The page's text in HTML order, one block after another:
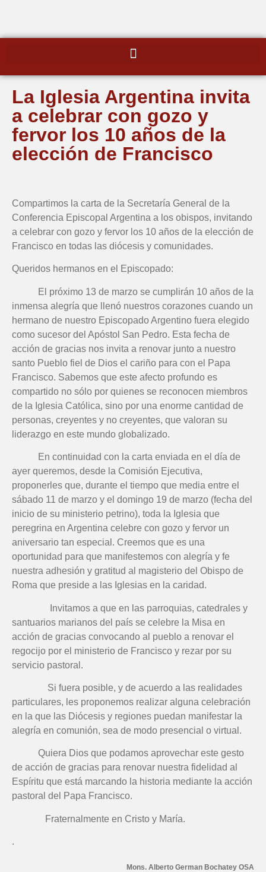
La Iglesia Argentina invita
a celebrar con gozo y
fervor los 10 años de la
elección de Francisco
Compartimos la carta de la Secretaría General de la
Conferencia Episcopal Argentina a los obispos, invitando
a celebrar con gozo y fervor los 10 años de la elección de
Francisco en todas las diócesis y comunidades.
Queridos hermanos en el Episcopado:
El próximo 13 de marzo se cumplirán 10 años de la
inmensa alegría que llenó nuestros corazones cuando un
hermano de nuestro Episcopado Argentino fuera elegido
como sucesor del Apóstol San Pedro. Esta fecha de
acción de gracias nos invita a renovar junto a nuestro
santo Pueblo fiel de Dios el cariño para con el Papa
Francisco. Sabemos que este afecto profundo es
compartido no sólo por quienes se reconocen miembros
de la Iglesia Católica, sino por una enorme cantidad de
personas, creyentes y no creyentes, que valoran su
liderazgo en este mundo globalizado.
En continuidad con la carta enviada en el día de
ayer queremos, desde la Comisión Ejecutiva,
proponerles que, durante el tiempo que media entre el
sábado 11 de marzo y el domingo 19 de marzo (fecha del
inicio de su ministerio petrino), toda la Iglesia que
peregrina en Argentina celebre con gozo y fervor un
aniversario tan especial. Creemos que es una
oportunidad para que manifestemos con alegría y fe
nuestra adhesión y gratitud al magisterio del Obispo de
Roma que preside a las Iglesias en la caridad.
Invitamos a que en las parroquias, catedrales y
santuarios marianos del país se celebre la Misa en
acción de gracias convocando al pueblo a renovar el
regocijo por el ministerio de Francisco y rezar por su
servicio pastoral.
Si fuera posible, y de acuerdo a las realidades
particulares, les proponemos realizar alguna celebración
en la que las Diócesis y regiones puedan manifestar la
alegría en comunión, sea de modo presencial o virtual.
Quiera Dios que podamos aprovechar este gesto
de acción de gracias para renovar nuestra fidelidad al
Espíritu que está marcando la historia mediante la acción
pastoral del Papa Francisco.
Fraternalmente en Cristo y María.
.
Mons. Alberto German Bochatey OSA